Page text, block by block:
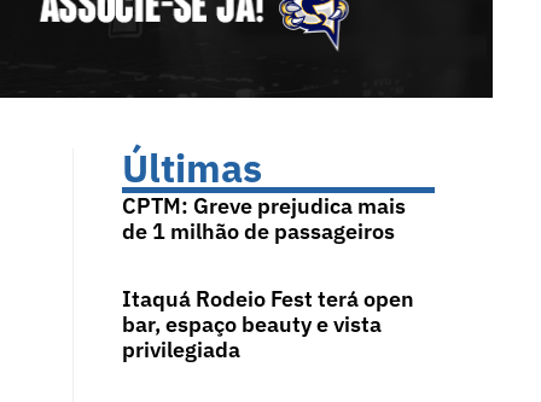
Últimas
CPTM: Greve prejudica mais
de 1 milhão de passageiros
Itaquá Rodeio Fest terá open
bar, espaço beauty e vista
privilegiada